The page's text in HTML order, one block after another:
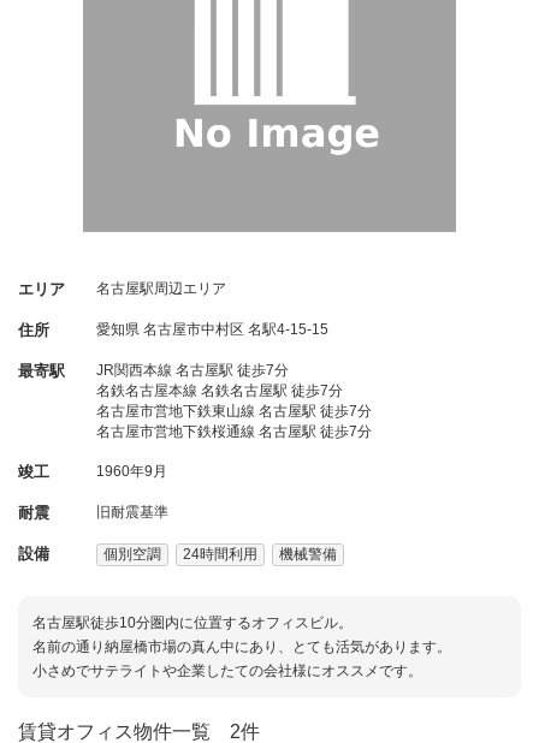
エリア 名古屋駅周辺エリア
住所 愛知県 名古屋市中村区 名駅4-15-15
最寄駅
JR関西本線 名古屋駅 徒歩7分
名鉄名古屋本線 名鉄名古屋駅 徒歩7分
名古屋市営地下鉄東山線 名古屋駅 徒歩7分
名古屋市営地下鉄桜通線 名古屋駅 徒歩7分
竣工 1960年9月
耐震 旧耐震基準
設備 個別空調 24時間利用 機械警備
名古屋駅徒歩10分圏内に位置するオフィスビル。
名前の通り納屋橋市場の真ん中にあり、とても活気があります。
小さめでサテライトや企業したての会社様にオススメです。
賃貸オフィス物件一覧 2件